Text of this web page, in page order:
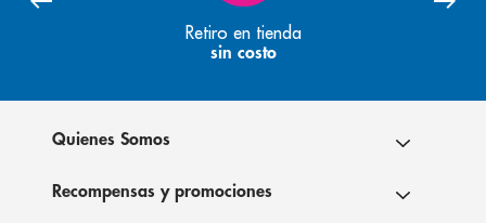
Retiro en tienda
sin costo
Quienes Somos
Recompensas y promociones